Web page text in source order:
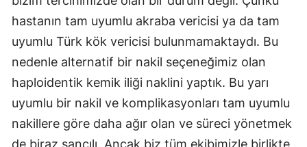
hastanın tam uyumlu akraba vericisi ya da tam
uyumlu Türk kök vericisi bulunmamaktaydı. Bu
nedenle alternatif bir nakil seçeneğimiz olan
haploidentik kemik iliği naklini yaptık. Bu yarı
uyumlu bir nakil ve komplikasyonları tam uyumlu
nakillere göre daha ağır olan ve süreci yönetmek
de biraz sancılı. Ancak biz tüm ekibimizle birlikte